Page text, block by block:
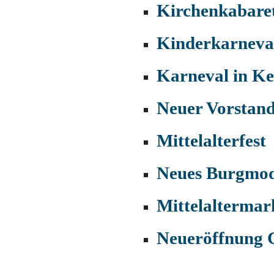
Karneval in
Neuer
Mittelalterfest
Neues
Neueröffnung